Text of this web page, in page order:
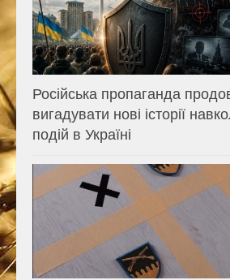
Російська пропаганда
вигадувати нові історії
подій в Україні